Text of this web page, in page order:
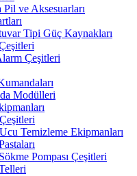
Pil ve Aksesuarları
Tipi Güç Kaynakları
Çeşitleri
Modülleri
Temizleme Ekipmanları
Pompası Çeşitleri